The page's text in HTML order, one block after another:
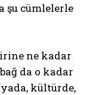
şu cümlelerle
ne kadar
da o kadar
kültürde,